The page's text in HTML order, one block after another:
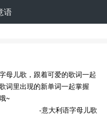
语
母儿歌
母儿歌，跟着可爱的歌词一起
词里出现的新单词一起掌握
~
-意大利语字母儿歌